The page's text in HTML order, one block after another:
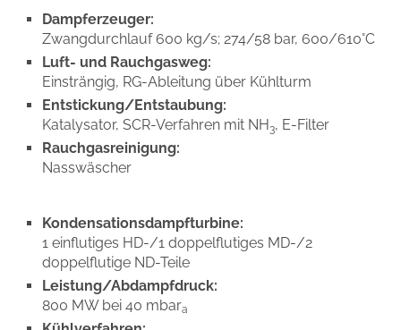
Dampferzeuger:
Zwangdurchlauf 600 kg/s; 274/58 bar, 600/610°C
Luft- und Rauchgasweg:
Einsträngig, RG-Ableitung über Kühlturm
Entstickung/Entstaubung:
Katalysator, SCR-Verfahren mit NH3, E-Filter
Rauchgasreinigung:
Nasswäscher
Kondensationsdampfturbine:
1 einflutiges HD-/1 doppelflutiges MD-/2
doppelflutige ND-Teile
Leistung/Abdampfdruck:
800 MW bei 40 mbara